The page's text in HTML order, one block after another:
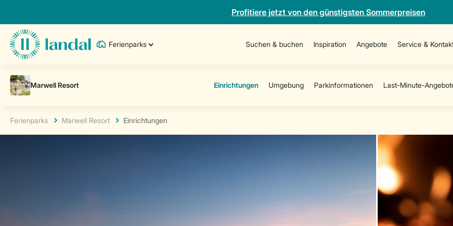
Profitiere jetzt von den günstigsten Sommerpreisen
Ferienparks Suchen & buchen Inspiration Angebote Service &
Ferienparks Marwell Resort Einrichtungen